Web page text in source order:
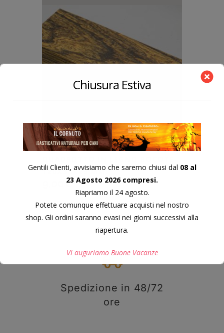
120X38X23 MM.
€
Spedizione in 48/72
ore
Chiusura Estiva
Gentili Clienti, avvisiamo che saremo chiusi dal 08 al
23 Agosto 2026 compresi.
Riapriamo il 24 agosto.
Potete comunque effettuare acquisti nel nostro
shop. Gli ordini saranno evasi nei giorni successivi alla
riapertura.
Vi auguriamo Buone Vacanze
Questo si chiuderà in secondi